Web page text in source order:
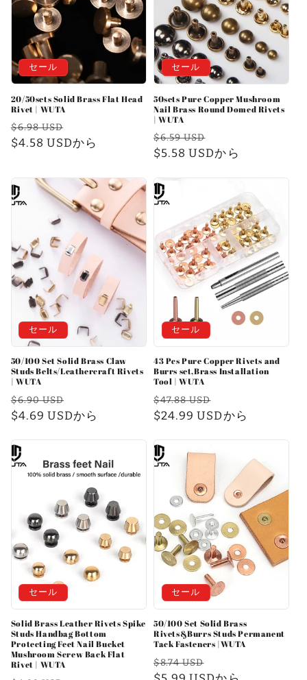
セール
20/50sets Solid Brass Flat Head
Rivet | WUTA
通
常
$6.98 USD
ー
価
格
$4.58 USDから
セール
50sets Pure Copper Mushroom
Nail Brass Round Domed Rivets
| WUTA
通
常
格
$6.59 USD
ー
格
$5.58 USDから
セール
50/100 Set Solid Brass Claw
Studs Belts/Leathercraft Rivets
| WUTA
通
常
格
$6.90 USD
ー
格
$4.69 USDから
セール
43 Pcs Pure Copper Rivets and
Burrs set,Brass Installation
Tool | WUTA
通
常
格
$47.88 USD
ー
$24.99 USDから
セール
Solid Brass Leather Rivets Spike
Studs Handbag Bottom
Protecting Feet Nail Bucket
Mushroom Screw Back Flat
Rivet | WUTA
セール
50/100 Set Solid Brass
Rivets&Burrs Studs Permanent
Tack Fasteners |WUTA
通
$8.74 USD